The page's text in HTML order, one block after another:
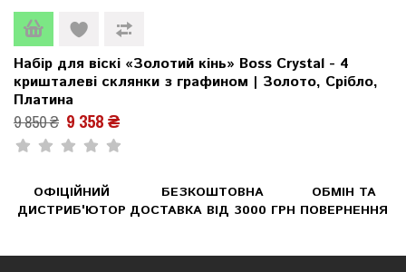
Набір для віскі «Золотий кінь» Boss Crystal - 4
кришталеві склянки з графином | Золото, Срібло,
Платина
9 850 ₴ 9 358 ₴
ОФІЦІЙНИЙ
ДИСТРИБ'ЮТОР
БЕЗКОШТОВНА
ДОСТАВКА ВІД 3000 ГРН
ОБМІН ТА
ПОВЕРНЕННЯ